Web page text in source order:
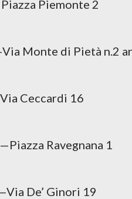
Piemonte 2
Monte di Pietà n.2
Ceccardi 16
Ravegnana 1
De’ Ginori 19